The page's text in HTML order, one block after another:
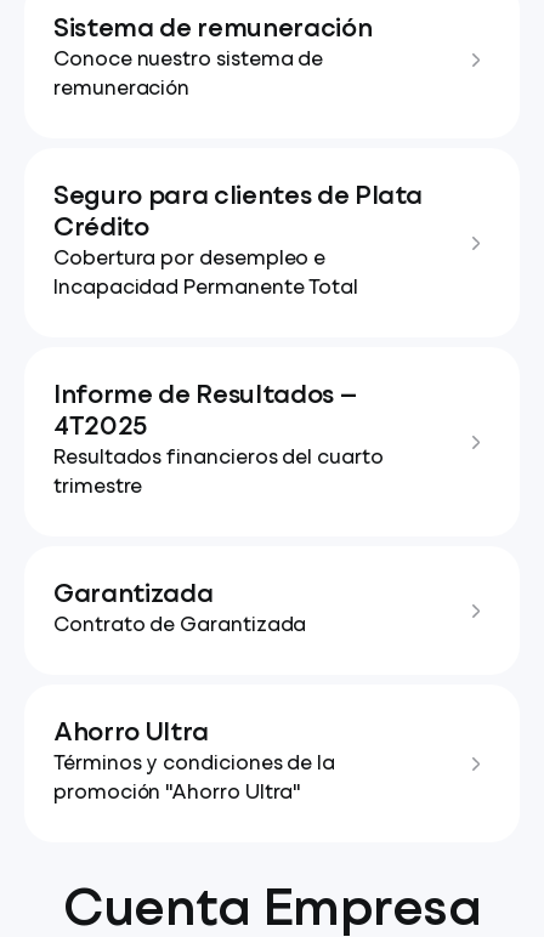
Sistema de remuneración
Conoce nuestro sistema de
remuneración
Seguro para clientes de Plata
Crédito
Cobertura por desempleo e
Incapacidad Permanente Total
Informe de Resultados —
4T2025
Resultados financieros del cuarto
trimestre
Garantizada
Contrato de Garantizada
Ahorro Ultra
Términos y condiciones de la
promoción "Ahorro Ultra"
Cuenta Empresa